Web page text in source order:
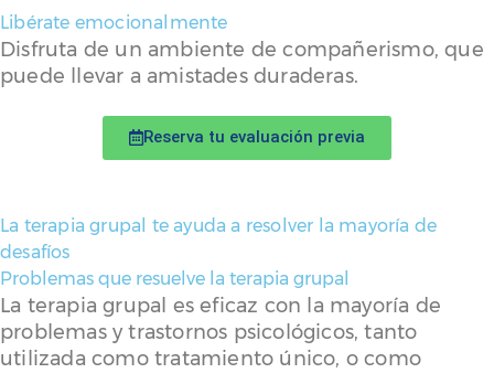
Libérate emocionalmente
Disfruta de un ambiente de compañerismo, que
puede llevar a amistades duraderas.
Reserva tu evaluación previa
La terapia grupal te ayuda a resolver la mayoría de
desafíos
Problemas que resuelve la terapia grupal
La terapia grupal es eficaz con la mayoría de
problemas y trastornos psicológicos, tanto
utilizada como tratamiento único, o como